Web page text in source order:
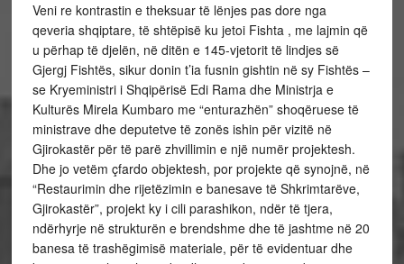
Veni re kontrastin e theksuar të lënjes pas dore nga
qeveria shqiptare, të shtëpisë ku jetoi Fishta , me lajmin që
u përhap të djelën, në ditën e 145-vjetorit të lindjes së
Gjergj Fishtës, sikur donin t’ia fusnin gishtin në sy Fishtës –
se Kryeministri i Shqipërisë Edi Rama dhe Ministrja e
Kulturës Mirela Kumbaro me “enturazhën” shoqëruese të
ministrave dhe deputetve të zonës ishin për vizitë në
Gjirokastër për të parë zhvillimin e një numër projektesh.
Dhe jo vetëm çfardo objektesh, por projekte që synojnë, në
“Restaurimin dhe rijetëzimin e banesave të Shkrimtarëve,
Gjirokastër”, projekt ky i cili parashikon, ndër të tjera,
ndërhyrje në strukturën e brendshme dhe të jashtme në 20
banesa të trashëgimisë materiale, për të evidentuar dhe